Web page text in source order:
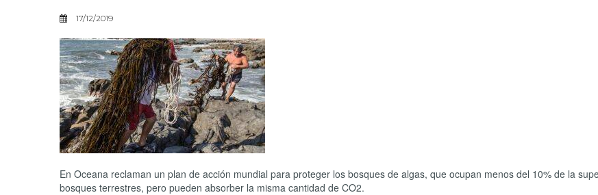
17/12/2019
En Oceana reclaman un plan de acción mundial para proteger los bosques de algas, que ocupan menos del 10% de la
bosques terrestres, pero pueden absorber la misma cantidad de CO2.